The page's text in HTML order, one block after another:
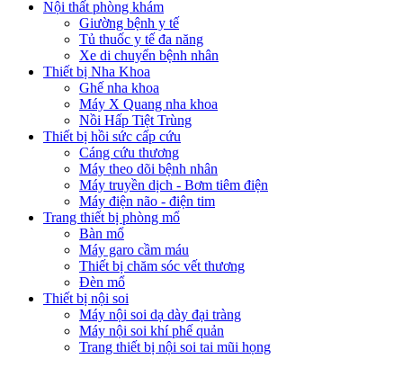
Nội thất phòng khám
Giường bệnh y tế
Tủ thuốc y tế đa năng
Xe di chuyển bệnh nhân
Thiết bị Nha Khoa
Ghế nha khoa
Máy X Quang nha khoa
Nồi Hấp Tiệt Trùng
Thiết bị hồi sức cấp cứu
Cáng cứu thương
Máy theo dõi bệnh nhân
Máy truyền dịch - Bơm tiêm điện
Máy điện não - điện tim
Trang thiết bị phòng mổ
Bàn mổ
Máy garo cầm máu
Thiết bị chăm sóc vết thương
Đèn mổ
Thiết bị nội soi
Máy nội soi dạ dày đại tràng
Máy nội soi khí phế quản
Trang thiết bị nội soi tai mũi họng